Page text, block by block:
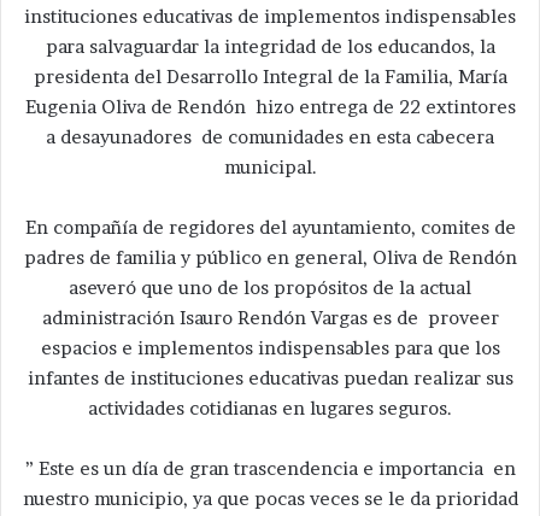
instituciones educativas de implementos indispensables
para salvaguardar la integridad de los educandos, la
presidenta del Desarrollo Integral de la Familia, María
Eugenia Oliva de Rendón hizo entrega de 22 extintores
a desayunadores de comunidades en esta cabecera
municipal.
En compañía de regidores del ayuntamiento, comites de
padres de familia y público en general, Oliva de Rendón
aseveró que uno de los propósitos de la actual
administración Isauro Rendón Vargas es de proveer
espacios e implementos indispensables para que los
infantes de instituciones educativas puedan realizar sus
actividades cotidianas en lugares seguros.
” Este es un día de gran trascendencia e importancia en
nuestro municipio, ya que pocas veces se le da prioridad